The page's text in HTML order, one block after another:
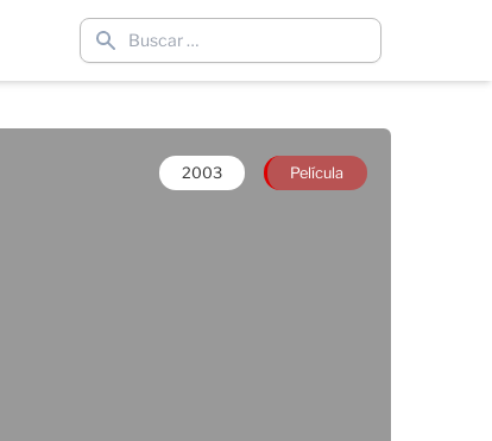
2003 Película